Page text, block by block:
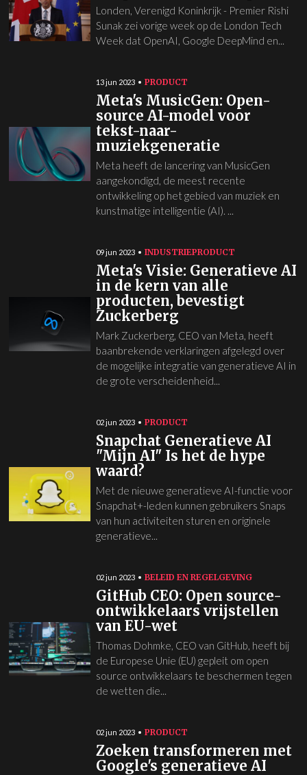
Londen, Verenigd Koninkrijk - Premier Rishi
Sunak zei vorige week op de London Tech
Week dat OpenAI, Google DeepMind en...
13 jun 2023 PRODUCT
Meta's MusicGen: Open-
source AI-model voor
tekst-naar-
muziekgeneratie
Meta heeft de lancering van MusicGen
aangekondigd, de meest recente
ontwikkeling op het gebied van muziek en
kunstmatige intelligentie (AI). ...
09 jun 2023 INDUSTRIEPRODUCT
Meta's Visie: Generatieve AI
in de kern van alle
producten, bevestigt
Zuckerberg
Mark Zuckerberg, CEO van Meta, heeft
baanbrekende verklaringen afgelegd over
de mogelijke integratie van generatieve AI in
de grote verscheidenheid...
02 jun 2023 PRODUCT
Snapchat Generatieve AI
"Mijn AI" Is het de hype
waard?
Met de nieuwe generatieve AI-functie voor
Snapchat+-leden kunnen gebruikers Snaps
van hun activiteiten sturen en originele
generatieve...
02 jun 2023 BELEID EN REGELGEVING
GitHub CEO: Open source-
ontwikkelaars vrijstellen
van EU-wet
Thomas Dohmke, CEO van GitHub, heeft bij
de Europese Unie (EU) gepleit om open
source ontwikkelaars te beschermen tegen
de wetten die...
02 jun 2023 PRODUCT
Zoeken transformeren met
Google's generatieve AI